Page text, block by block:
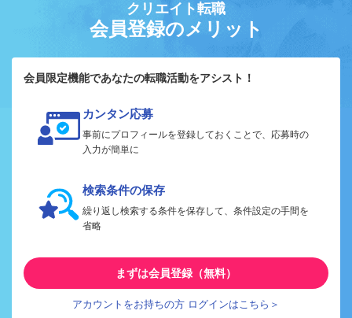
クリエイト転職
会員登録のメリット
会員限定機能であなたの転職活動をアシスト！
カンタン応募
事前にプロフィールを登録しておくことで、応募時の
入力が簡単に
検索条件の保存
繰り返し検索する条件を保存して、条件設定の手間を
省略
まずは会員登録（無料）
アカウントをお持ちの方 ログインはこちら＞